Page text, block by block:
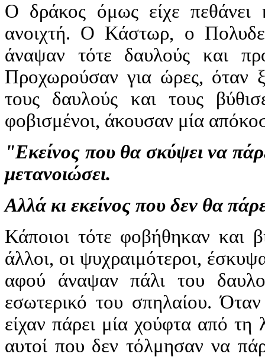
Ο δράκος όμως είχε πεθάνει
ανοιχτή. Ο Κάστωρ, ο
άναψαν τότε δαυλούς και
Προχωρούσαν για ώρες, όταν
τους δαυλούς και τους
φοβισμένοι, άκουσαν μία
"Εκείνος που θα σκύψει να
μετανοιώσει.
Αλλά κι εκείνος που δεν θα
Κάποιοι τότε φοβήθηκαν και
άλλοι, οι ψυχραιμότεροι,
αφού άναψαν πάλι του
εσωτερικό του σπηλαίου.
είχαν πάρει μία χούφτα από
αυτοί που δεν τόλμησαν να